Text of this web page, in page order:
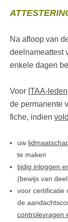
Na afloop van
deelnameattest
enkele dagen
Voor ITAA-leden
de permanente
fiche, indien
uw
te maken
tijdig inloggen
(bewijs van
voor certificatie
de
controlevragen